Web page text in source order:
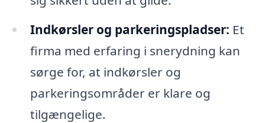
Indkørsler og parkeringspladser: Et
firma med erfaring i snerydning kan
sørge for, at indkørsler og
parkeringsområder er klare og
tilgængelige.